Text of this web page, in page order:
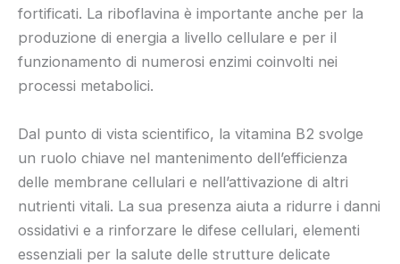
fortificati. La riboflavina è importante anche per la
produzione di energia a livello cellulare e per il
funzionamento di numerosi enzimi coinvolti nei
processi metabolici.
Dal punto di vista scientifico, la vitamina B2 svolge
un ruolo chiave nel mantenimento dell’efficienza
delle membrane cellulari e nell’attivazione di altri
nutrienti vitali. La sua presenza aiuta a ridurre i danni
ossidativi e a rinforzare le difese cellulari, elementi
essenziali per la salute delle strutture delicate